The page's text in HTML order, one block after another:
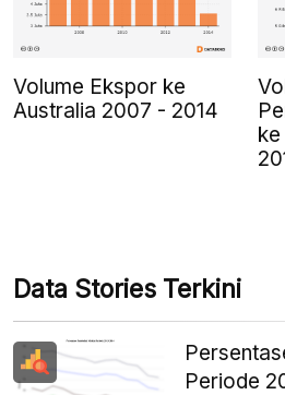
Volume Ekspor ke
Australia 2007 - 2014
Data Stories Terkini
Periode